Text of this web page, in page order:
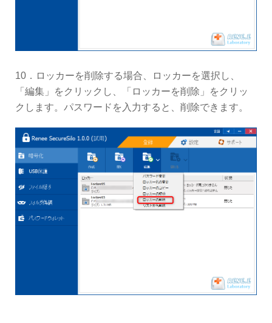
10．ロッカーを削除する場合、ロッカーを選択し、
「編集」をクリックし、「ロッカーを削除」をクリッ
クします。パスワードを入力すると、削除できます。